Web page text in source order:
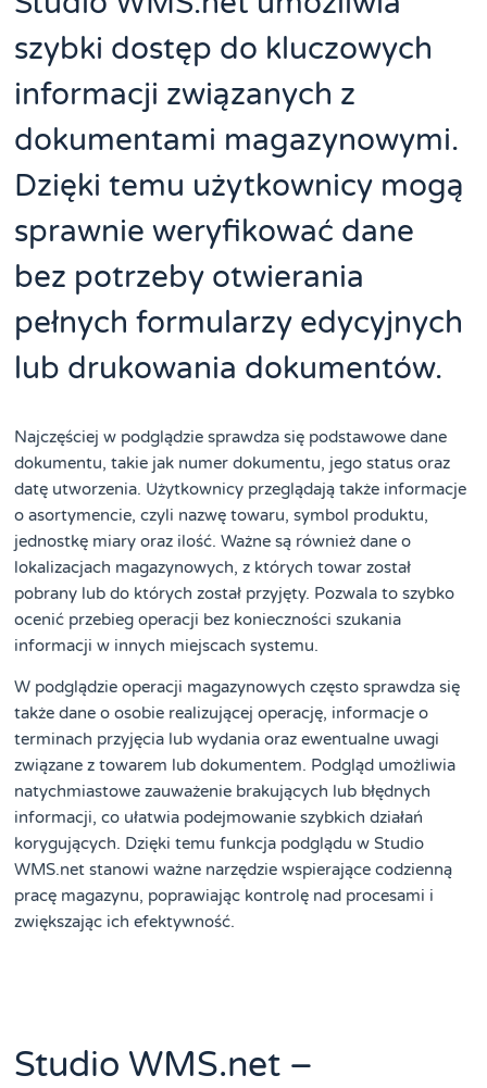
szybki dostęp do kluczowych
informacji związanych z
dokumentami magazynowymi.
Dzięki temu użytkownicy mogą
sprawnie weryfikować dane
bez potrzeby otwierania
pełnych formularzy edycyjnych
lub drukowania dokumentów.
Najczęściej w podglądzie sprawdza się podstawowe dane
dokumentu, takie jak numer dokumentu, jego status oraz
datę utworzenia. Użytkownicy przeglądają także informacje
o asortymencie, czyli nazwę towaru, symbol produktu,
jednostkę miary oraz ilość. Ważne są również dane o
lokalizacjach magazynowych, z których towar został
pobrany lub do których został przyjęty. Pozwala to szybko
ocenić przebieg operacji bez konieczności szukania
informacji w innych miejscach systemu.
W podglądzie operacji magazynowych często sprawdza się
także dane o osobie realizującej operację, informacje o
terminach przyjęcia lub wydania oraz ewentualne uwagi
związane z towarem lub dokumentem. Podgląd umożliwia
natychmiastowe zauważenie brakujących lub błędnych
informacji, co ułatwia podejmowanie szybkich działań
korygujących. Dzięki temu funkcja podglądu w Studio
WMS.net stanowi ważne narzędzie wspierające codzienną
pracę magazynu, poprawiając kontrolę nad procesami i
zwiększając ich efektywność.
Studio WMS.net –